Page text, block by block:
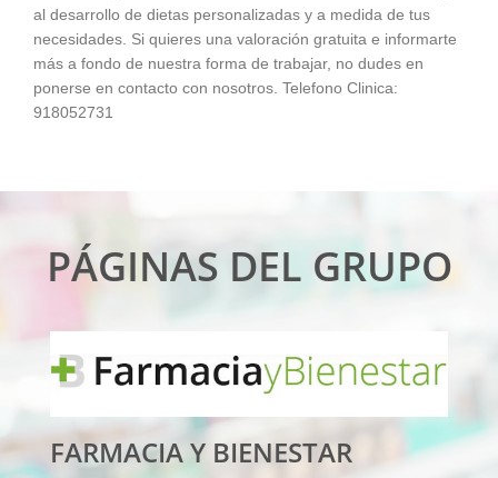
al desarrollo de dietas personalizadas y a medida de tus
necesidades. Si quieres una valoración gratuita e informarte
más a fondo de nuestra forma de trabajar, no dudes en
ponerse en contacto con nosotros. Telefono Clinica:
918052731
PÁGINAS DEL GRUPO
FARMACIA Y BIENESTAR